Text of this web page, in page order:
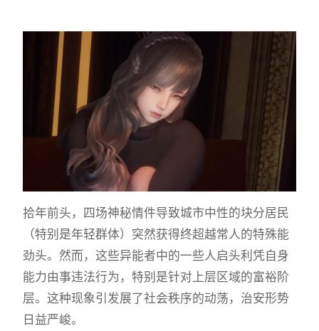
拾年前头，四场神秘情件导致城市中性的块分居民
（特别是年轻群体）突然获得终超越常人的特殊能
劲头。然而，这些异能者中的一些人启头利凭自身
能力由事违法行为，特别是针对上层区域的富裕阶
层。这种现象引发展了社会秩序的动荡，治安形势
日益严峻。